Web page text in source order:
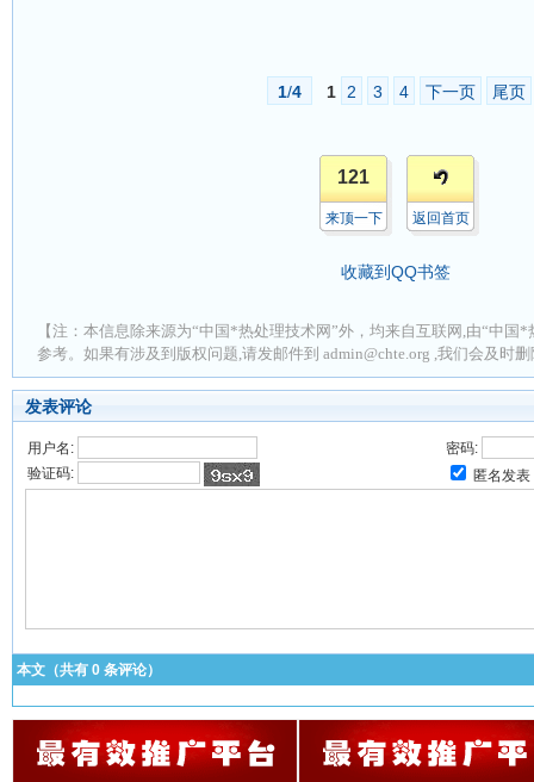
1/4 1 2 3 4 下一页 尾页
121
来顶一下 返回首页
收藏到QQ书签
【注：本信息除来源为“中国*热处理技术网”外，均来自互联网,由“中国
参考。如果有涉及到版权问题,请发邮件到 admin@chte.org ,我们会及时
发表评论
用户名:
密码:
验证码:
匿名发表
本文（共有 0 条评论）